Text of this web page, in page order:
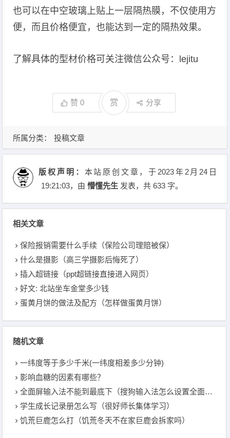
也可以在中空玻璃上贴上一层隔热膜，不仅使用方
便，而且价格便宜，也能达到一定的隔热效果。
了解具体的型材价格可关注微信公众号：lejitu
赞0 赏 分享
所属分类： 投稿文章
版权声明： 本站原创文章，于2023年2月24日
19:21:03，由懵懂先生 发表，共 633 字。
相关文章
保险报销需要什么手续（保险公司理赔被保）
什么是摄影（高三学摄影后悔死了）
插入超链接（ppt超链接直接进入网页）
好文: 北站坐车金堂多少钱
蛋黄月饼的做法及配方（怎样做蛋黄月饼）
随机文章
一纬度等于多少千米(一纬度相差多少分钟)
影响血糖的因素有哪些？
全面屏输入法不能到最底下（搜狗输入法怎么设置全面屏）
学生成长记录册怎么写（很好师长集体学习）
饥荒巨鹿怎么打（饥荒冬天不在家巨鹿会拆家吗）